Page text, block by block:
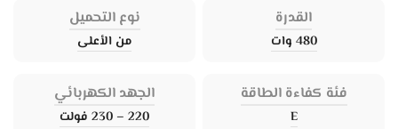
القدرة
480 وات
نوع التحميل
من الأعلى
فئة كفاءة الطاقة
E
الجهد الكهربائي
220 – 230 فولت